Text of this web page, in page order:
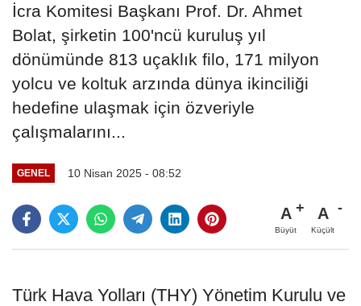
İcra Komitesi Başkanı Prof. Dr. Ahmet
Bolat, şirketin 100'ncü kuruluş yıl
dönümünde 813 uçaklık filo, 171 milyon
yolcu ve koltuk arzında dünya ikinciliği
hedefine ulaşmak için özveriyle
çalışmalarını...
GENEL 10 Nisan 2025 - 08:52
A
Büyüt
A
Küçült
Türk Hava Yolları (THY) Yönetim Kurulu ve